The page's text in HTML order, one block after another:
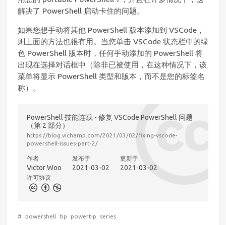
解决了 PowerShell 启动卡住的问题。
如果您想手动将其他 PowerShell 版本添加到 VSCode，
则上面的方法也很有用。当您单击 VSCode 状态栏中的绿
色 PowerShell 版本时，任何手动添加的 PowerShell 将
出现在选择对话框中（除非已被使用，在这种情况下，该
菜单将显示 PowerShell 类型和版本，而不是您的标签名
称）。
PowerShell 技能连载 - 修复 VSCode PowerShell 问题
（第 2 部分）
https://blog.vichamp.com/2021/03/02/fixing-vscode-
powershell-issues-part-2/
作者
Victor Woo
发布于
2021-03-02
更新于
2021-03-02
许可协议
# powershell tip powertip series